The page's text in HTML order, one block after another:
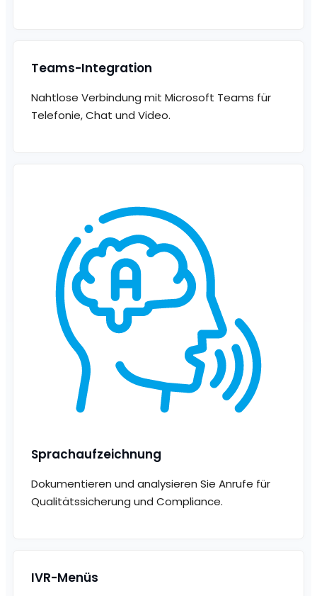
Teams-Integration
Nahtlose Verbindung mit Microsoft Teams für
Telefonie, Chat und Video.
Sprachaufzeichnung
Dokumentieren und analysieren Sie Anrufe für
Qualitätssicherung und Compliance.
IVR-Menüs